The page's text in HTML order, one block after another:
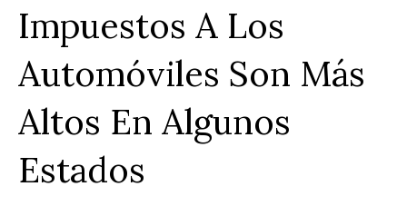
Impuestos A Los
Automóviles Son Más
Altos En Algunos
Estados